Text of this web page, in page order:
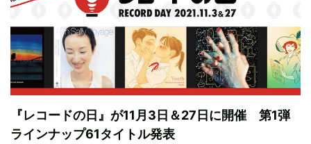
『レコードの日』が11月3日＆27日に開催 第1弾
ラインナップ61タイトル発表